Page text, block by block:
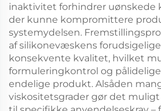
inaktivitet forhindrer uønskede
der kunne kompromittere
systemydelsen.
af silikonevæskens
konsekvente kvalitet, hvilket
formuleringkontrol og
endelige produkt. Alsåden
viskositetsgrader gør det